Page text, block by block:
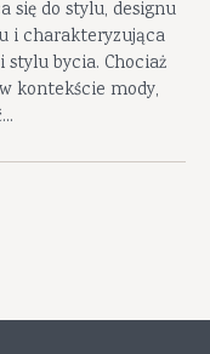
się do stylu, designu
i charakteryzująca
stylu bycia. Chociaż
kontekście mody,